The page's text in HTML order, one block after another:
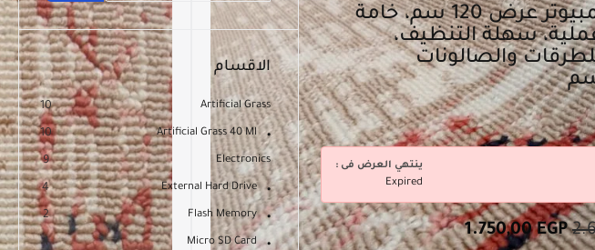
سهلة التنظيف،
والصالونات
ينتهي العرض فى :
Expired
1.750,00EGP
الاقسام
Artificial Grass
10
Artificial Grass 40 Ml
10
Electronics
9
External Hard Drive
4
Flash Memory
2
Micro SD Card
1